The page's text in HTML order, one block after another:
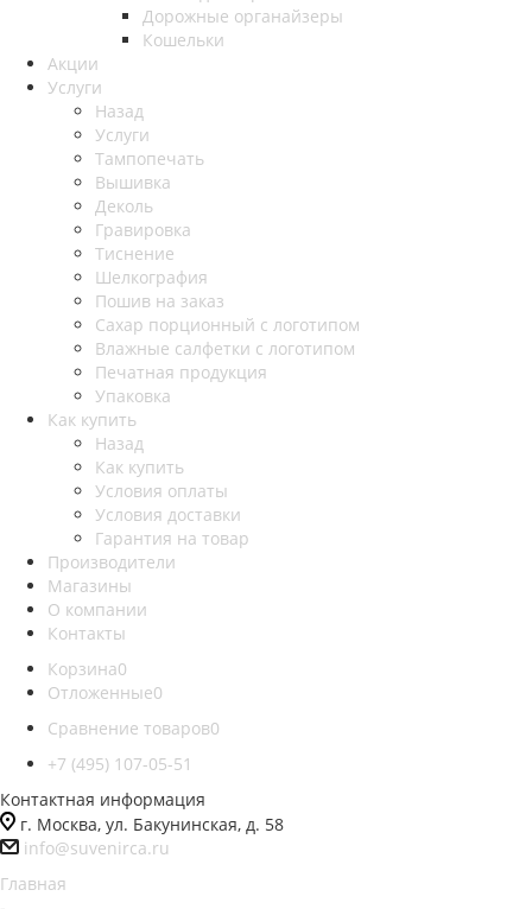
Дорожные органайзеры
Кошельки
Акции
Услуги
Назад
Услуги
Тампопечать
Вышивка
Деколь
Гравировка
Тиснение
Шелкография
Пошив на заказ
Сахар порционный с логотипом
Влажные салфетки с логотипом
Печатная продукция
Упаковка
Как купить
Назад
Как купить
Условия оплаты
Условия доставки
Гарантия на товар
Производители
Магазины
О компании
Контакты
Корзина0
Отложенные0
Сравнение товаров0
+7 (495) 107-05-51
Контактная информация
г. Москва, ул. Бакунинская, д. 58
info@suvenirca.ru
Главная